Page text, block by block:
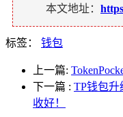
本文地址：
标签： 钱包
上一篇:
下一篇 : TP钱包
收好！